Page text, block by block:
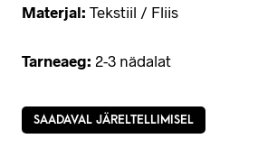
Materjal: Tekstiil / Fliis
Tarneaeg: 2-3 nädalat
SAADAVAL JÄRELTELLIMISEL